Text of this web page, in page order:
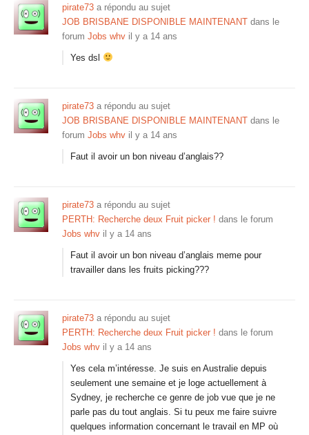
pirate73 a répondu au sujet
JOB BRISBANE DISPONIBLE MAINTENANT dans le
forum Jobs whv il y a 14 ans
Yes dsl
pirate73 a répondu au sujet
JOB BRISBANE DISPONIBLE MAINTENANT dans le
forum Jobs whv il y a 14 ans
Faut il avoir un bon niveau d’anglais??
pirate73 a répondu au sujet
PERTH: Recherche deux Fruit picker ! dans le forum
Jobs whv il y a 14 ans
Faut il avoir un bon niveau d’anglais meme pour
travailler dans les fruits picking???
pirate73 a répondu au sujet
PERTH: Recherche deux Fruit picker ! dans le forum
Jobs whv il y a 14 ans
Yes cela m’intéresse. Je suis en Australie depuis
seulement une semaine et je loge actuellement à
Sydney, je recherche ce genre de job vue que je ne
parle pas du tout anglais. Si tu peux me faire suivre
quelques information concernant le travail en MP où